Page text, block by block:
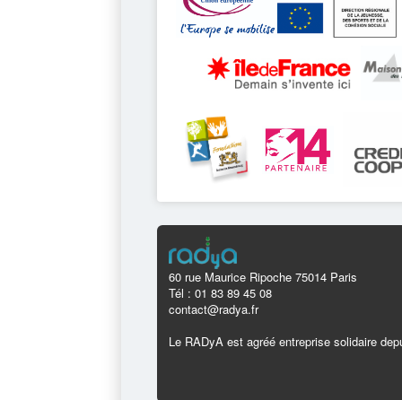
60 rue Maurice Ripoche 75014 Paris
Tél : 01 83 89 45 08
contact@radya.fr
Le RADyA est agréé entreprise solidaire